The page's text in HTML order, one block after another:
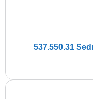
537.550.31